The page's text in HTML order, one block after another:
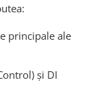
principale ale
și DI